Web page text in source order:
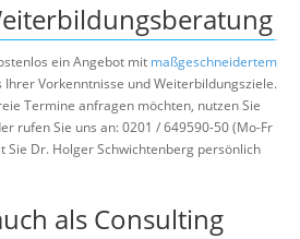
ein Angebot mit maßgeschneidertem
Ihrer Vorkenntnisse und Weiterbildungsziele.
Termine anfragen möchten, nutzen Sie
rufen Sie uns an: 0201 / 649590-50 (Mo-Fr
Sie Dr. Holger Schwichtenberg persönlich
als Consulting